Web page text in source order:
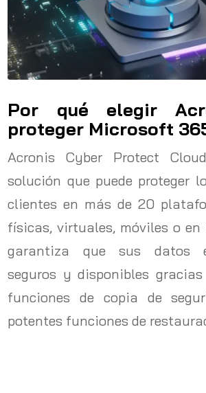
Por qué elegir
proteger Microsoft
Acronis Cyber Protect
solución que puede proteger
clientes en más de 20
físicas, virtuales, móviles o en
garantiza que sus datos
seguros y disponibles
funciones de copia de
potentes funciones de